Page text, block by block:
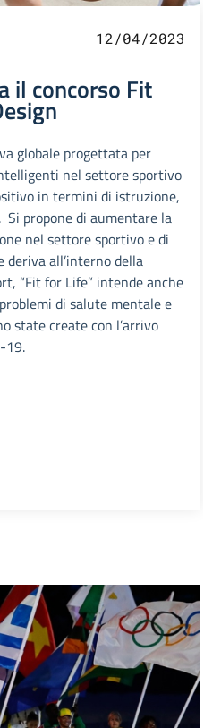
12/04/2023
il concorso Fit
globale progettata per
nel settore sportivo
in termini di istruzione,
Si propone di aumentare la
nel settore sportivo e di
deriva all’interno della
“Fit for Life” intende anche
di salute mentale e
state create con l’arrivo
19.